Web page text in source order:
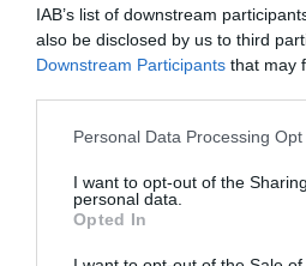
IAB’s list of downstream
also be disclosed by us to third
Downstream Participants that may
Personal Data Processing
I want to opt-out of the
personal data.
Opted In
Añadir2Playbookcomo
de forma gratuita
Compartir